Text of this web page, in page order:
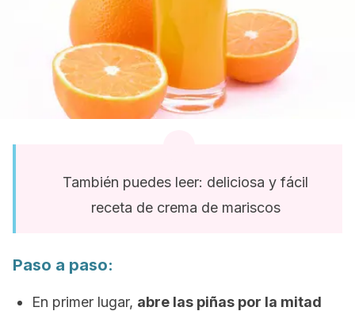
También puedes leer: deliciosa y fácil
receta de crema de mariscos
Paso a paso:
En primer lugar, abre las piñas por la mitad